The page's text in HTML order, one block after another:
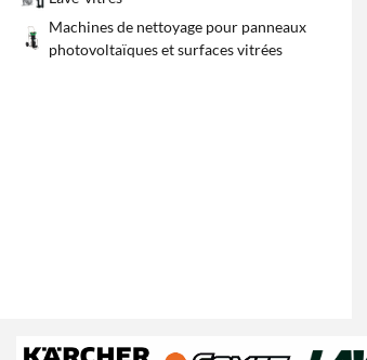
Machines de nettoyage pour panneaux
photovoltaïques et surfaces vitrées